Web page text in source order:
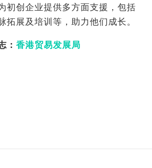
初创企业提供多方面支援，包括
拓展及培训等，助力他们成长。
： 香港贸易发展局